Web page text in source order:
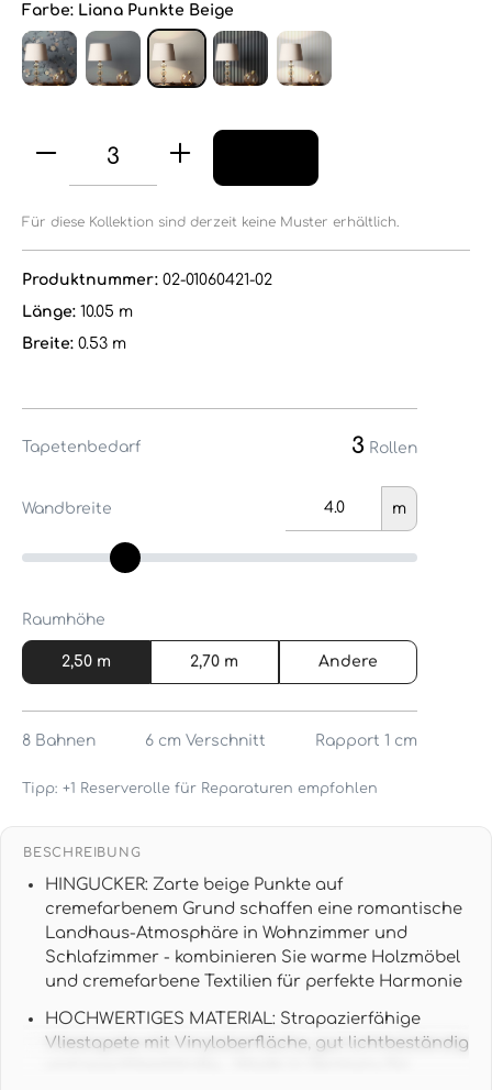
Farbe: Liana Punkte Beige
Für diese Kollektion sind derzeit keine Muster erhältlich.
Produktnummer: 02-01060421-02
Länge: 10.05 m
Breite: 0.53 m
Tapetenbedarf 3 Rollen
Wandbreite m
Raumhöhe
2,50 m 2,70 m Andere
8 Bahnen 6 cm Verschnitt Rapport 1 cm
Tipp: +1 Reserverolle für Reparaturen empfohlen
BESCHREIBUNG
HINGUCKER: Zarte beige Punkte auf
cremefarbenem Grund schaffen eine romantische
Landhaus-Atmosphäre in Wohnzimmer und
Schlafzimmer - kombinieren Sie warme Holzmöbel
und cremefarbene Textilien für perfekte Harmonie
HOCHWERTIGES MATERIAL: Strapazierfähige
Vliestapete mit Vinyloberfläche, gut lichtbeständig